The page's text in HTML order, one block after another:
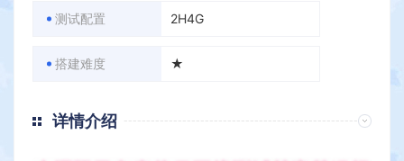
测试配置 2H4G
搭建难度 ★
详情介绍